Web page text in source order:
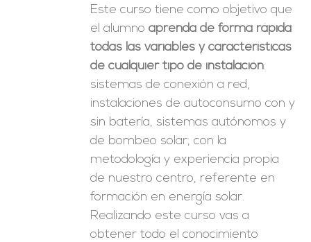
Este curso tiene como objetivo que
el alumnoaprenda de forma rápida
todas las variables y características
de cualquier tipo de instalación:
sistemas de conexión a red,
instalaciones de autoconsumo con y
sin batería, sistemas autónomos y
de bombeo solar, con la
metodología y experiencia propia
de nuestro centro, referente en
formación en energía solar.
Realizando este curso vas a
obtener todo el conocimiento